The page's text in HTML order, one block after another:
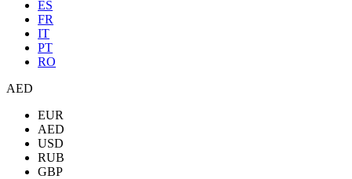
ES
FR
IT
PT
RO
AED
EUR
AED
USD
RUB
GBP